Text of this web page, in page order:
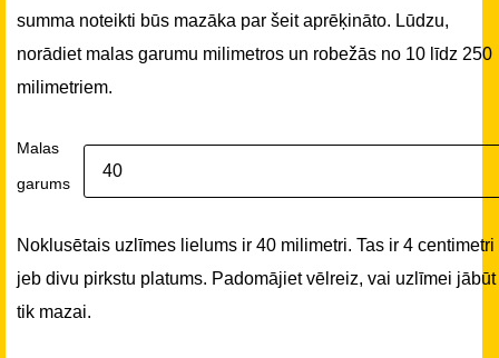
summa noteikti būs mazāka par šeit aprēķināto. Lūdzu,
norādiet malas garumu milimetros un robežās no 10 līdz 250
milimetriem.
Malas
garums
Noklusētais uzlīmes lielums ir 40 milimetri. Tas ir 4 centimetri
jeb divu pirkstu platums. Padomājiet vēlreiz, vai uzlīmei jābūt
tik mazai.